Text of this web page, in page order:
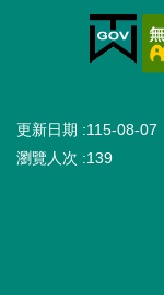
更新日期
115-08-07
瀏覽人次
139